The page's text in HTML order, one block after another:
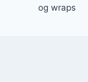
og wraps